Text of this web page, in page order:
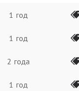
1 год
1 год
2 года
1 год